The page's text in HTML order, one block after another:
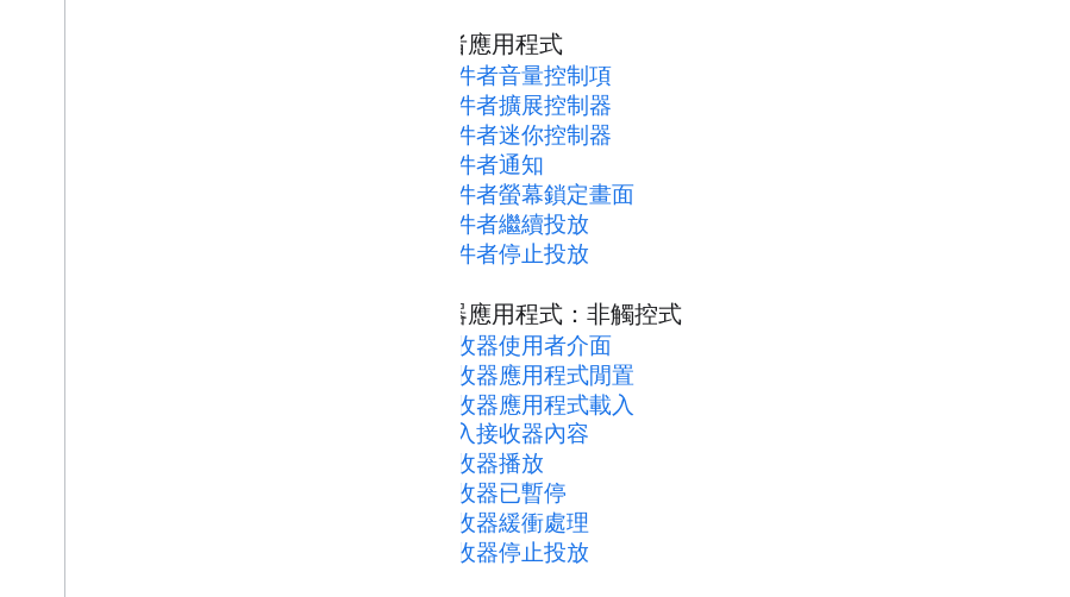
寄件者應用程式
寄件者音量控制項
寄件者擴展控制器
寄件者迷你控制器
寄件者通知
寄件者螢幕鎖定畫面
寄件者繼續投放
寄件者停止投放
接收器應用程式：非觸控式
接收器使用者介面
接收器應用程式閒置
接收器應用程式載入
載入接收器內容
接收器播放
接收器已暫停
接收器緩衝處理
接收器停止投放